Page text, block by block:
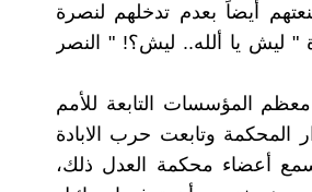
أيضاً بعدم تدخلهم لنصرة
ليش يا ألله.. ليش؟! " النصر
المؤسسات التابعة للأمم
المحكمة وتابعت حرب الابادة
أعضاء محكمة العدل ذلك،